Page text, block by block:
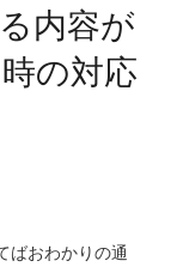
内容が
の対応
ばおわかりの通